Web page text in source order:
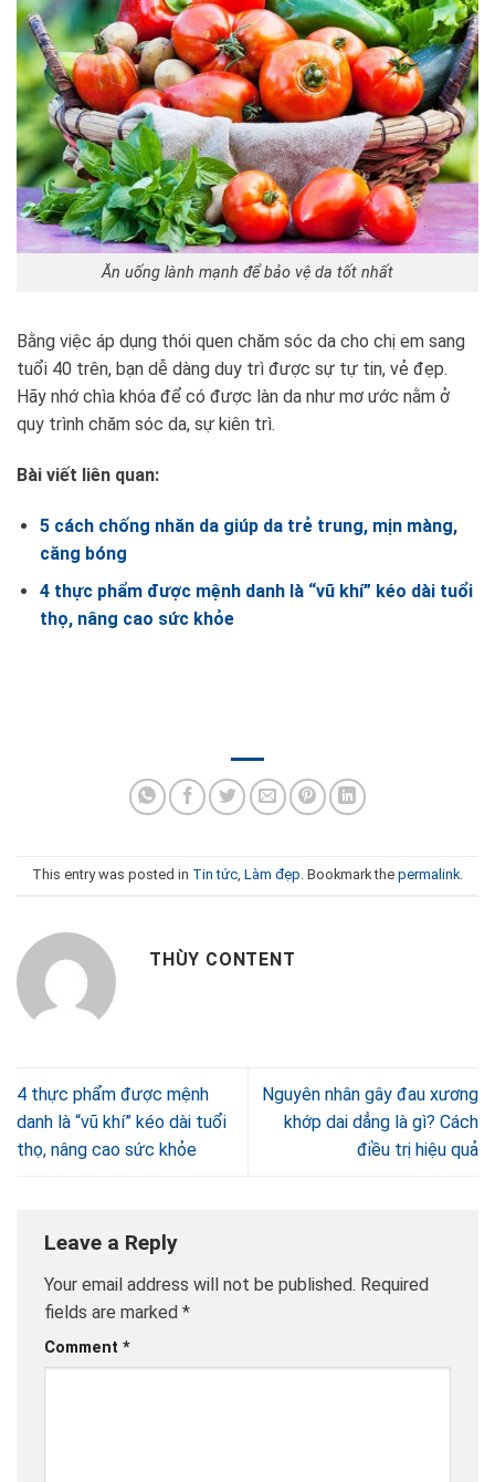
Ăn uống lành mạnh để bảo vệ da tốt nhất
Bằng việc áp dụng thói quen chăm sóc da cho chị em sang
tuổi 40 trên, bạn dễ dàng duy trì được sự tự tin, vẻ đẹp.
Hãy nhớ chìa khóa để có được làn da như mơ ước nằm ở
quy trình chăm sóc da, sự kiên trì.
Bài viết liên quan:
5 cách chống nhăn da giúp da trẻ trung, mịn màng,
căng bóng
4 thực phẩm được mệnh danh là “vũ khí” kéo dài tuổi
thọ, nâng cao sức khỏe
This entry was posted in Tin tức, Làm đẹp. Bookmark the permalink.
THÙY CONTENT
4 thực phẩm được mệnh
danh là “vũ khí” kéo dài tuổi
thọ, nâng cao sức khỏe
Nguyên nhân gây đau xương
khớp dai dẳng là gì? Cách
điều trị hiệu quả
Leave a Reply
Your email address will not be published. Required
fields are marked *
Comment *